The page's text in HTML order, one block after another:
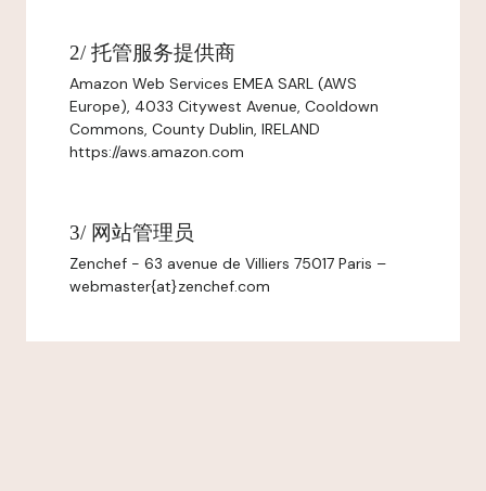
2/ 托管服务提供商
Amazon Web Services EMEA SARL (AWS
Europe), 4033 Citywest Avenue, Cooldown
Commons, County Dublin, IRELAND
https://aws.amazon.com
3/ 网站管理员
Zenchef - 63 avenue de Villiers 75017 Paris –
webmaster{at}zenchef.com